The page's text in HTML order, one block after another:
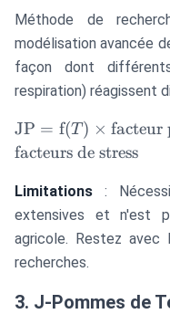
Méthode de
modélisation avancée
façon dont
respiration) réagissent
\text{JP} =
\text{f}(T)
\text{facteur
photoperiodique}
\times
\text{facteurs de
JP = f(T ) × facteur
facteurs de stress
Limitations :
extensives et n'est
agricole. Restez avec
recherches.
3. J-Pommes de